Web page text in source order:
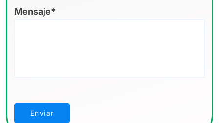
Mensaje*
Enviar